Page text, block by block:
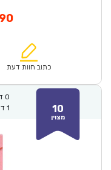
₪53.00.
המחיר
הוא:
כתוב חוות דעת
10
מצוין
0
1